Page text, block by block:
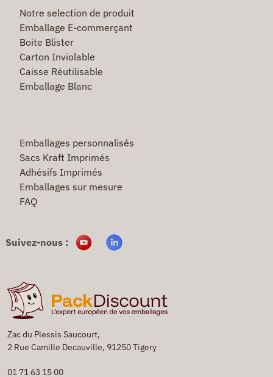
Zac du Plessis Saucourt,
2 Rue Camille Decauville, 91250 Tigery
01 71 63 15 00
Notre selection de produit
Emballage E-commerçant
Boite Blister
Carton Inviolable
Caisse Réutilisable
Emballage Blanc
Emballages personnalisés
Sacs Kraft Imprimés
Adhésifs Imprimés
Emballages sur mesure
FAQ
Suivez-nous :